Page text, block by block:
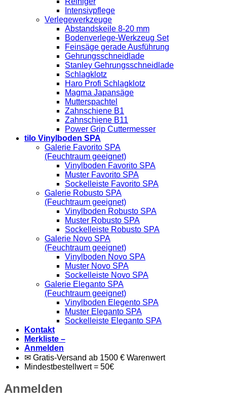
Intensivpflege
Verlegewerkzeuge
Abstandskeile 8-20 mm
Bodenverlege-Werkzeug Set
Feinsäge gerade Ausführung
Gehrungsschneidlade
Stanley Gehrungsschneidlade
Schlagklotz
Haro Profi Schlagklotz
Magma Japansäge
Mutterspachtel
Zahnschiene B1
Zahnschiene B11
Power Grip Cuttermesser
tilo Vinylboden SPA
Galerie Favorito SPA
(Feuchtraum geeignet)
Vinylboden Favorito SPA
Muster Favorito SPA
Sockelleiste Favorito SPA
Galerie Robusto SPA
(Feuchtraum geeignet)
Vinylboden Robusto SPA
Muster Robusto SPA
Sockelleiste Robusto SPA
Galerie Novo SPA
(Feuchtraum geeignet)
Vinylboden Novo SPA
Muster Novo SPA
Sockelleiste Novo SPA
Galerie Eleganto SPA
(Feuchtraum geeignet)
Vinylboden Elegento SPA
Muster Eleganto SPA
Sockelleiste Eleganto SPA
Kontakt
Merkliste –
Anmelden
✉ Gratis-Versand ab 1500 € Warenwert
Mindestbestellwert = 50€
Anmelden